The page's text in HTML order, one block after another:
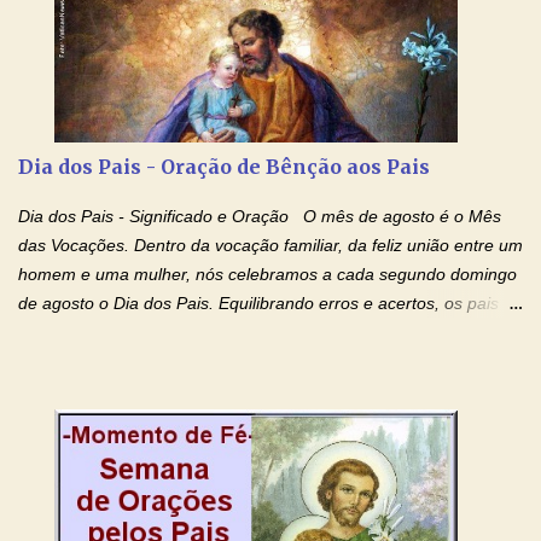
esta abençoada semana de orações no programa de rádio
Momento de Fé, vamos juntos formar uma forte corrente de
orações com o Padre Marcelo. Não desista do milagre, da cura;
tenha fé, creia firmemente e ore incessantemente até que o
Kairós aconteça em sua vida. Fique no Amor Ágape de Jesus e
Mensagem do Padre Marcelo Rossi por E-mail: Amados!! Nesta
quarta feira, vamos orar pelas pessoas que sofrem com as
doenças do coração, NO SAGRADO CORAÇÃO DE JESUS E NO
IMACULADO CORAÇÃO DE MAR...
Dia dos Pais - Oração de Bênção aos Pais
Dia dos Pais - Significado e Oração O mês de agosto é o Mês
das Vocações. Dentro da vocação familiar, da feliz união entre um
homem e uma mulher, nós celebramos a cada segundo domingo
de agosto o Dia dos Pais. Equilibrando erros e acertos, os pais
conforto, boa alimentação, educação de qualidade. E, em geral,
procuram orientá-los para que enfrentem o mundo, com suas
alegrias, com seus dissabores. Acompanham-nos em suas
vitórias, em seus fracassos, em suas lutas. É claro que há
exceções, mas essas exceções só confirmam uma regra porque